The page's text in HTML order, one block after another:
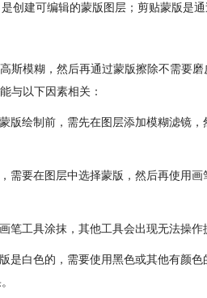
创建可编辑的蒙版图层；剪贴蒙版是通
斯模糊，然后再通过蒙版擦除不需要磨
与以下因素相关：
版绘制前，需先在图层添加模糊滤镜
需要在图层中选择蒙版，然后再使用
笔工具涂抹，其他工具会出现无法操作
是白色的，需要使用黑色或其他有颜